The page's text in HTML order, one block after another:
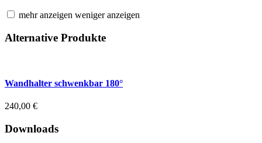
mehr anzeigen weniger anzeigen
Alternative Produkte
Wandhalter schwenkbar 180°
240,00 €
Downloads